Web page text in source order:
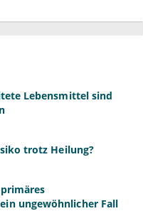
Lebensmittel sind
trotz Heilung?
ungewöhnlicher Fall